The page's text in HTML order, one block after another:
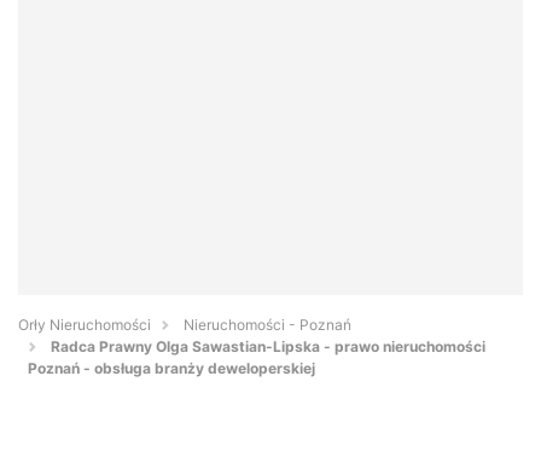
Orły Nieruchomości
Nieruchomości - Poznań
Radca Prawny Olga Sawastian-Lipska - prawo nieruchomości
Poznań - obsługa branży deweloperskiej